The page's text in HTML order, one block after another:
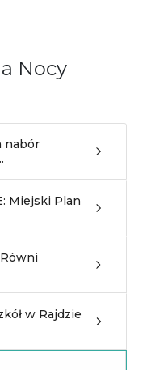
Nocy
nabór
Miejski Plan
w Rajdzie